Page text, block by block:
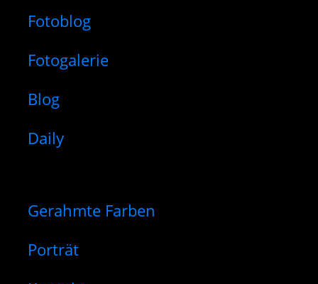
Fotoblog
Fotogalerie
Blog
Daily
Gerahmte Farben
Porträt